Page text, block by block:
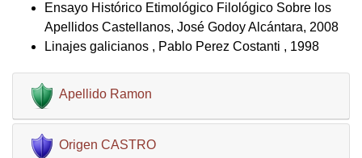
Ensayo Histórico Etimológico Filológico Sobre los
Apellidos Castellanos, José Godoy Alcántara, 2008
Linajes galicianos , Pablo Perez Costanti , 1998
Apellido Ramon
Origen CASTRO